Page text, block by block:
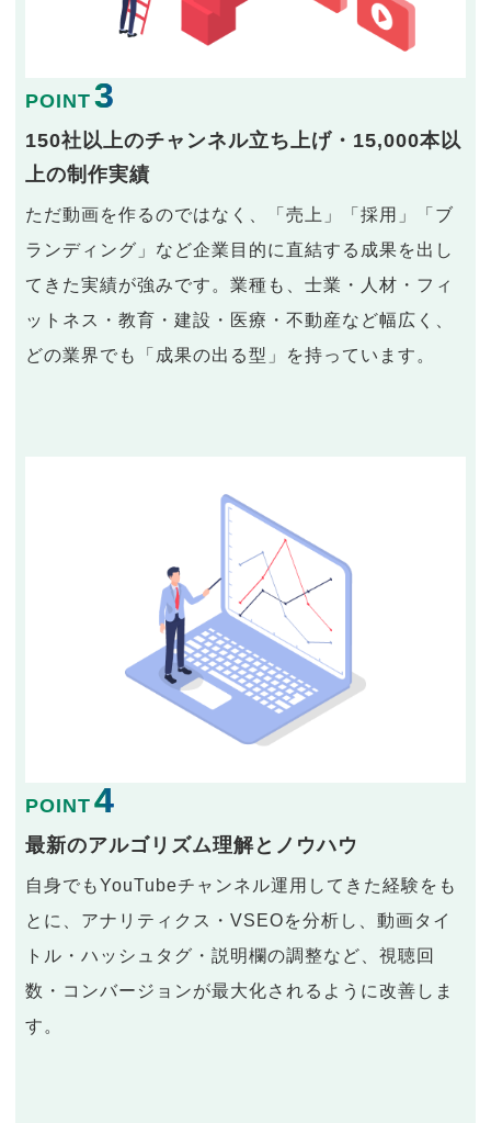
POINT 3
150社以上のチャンネル立ち上げ・15,000本以
上の制作実績
ただ動画を作るのではなく、「売上」「採用」「ブ
ランディング」など企業目的に直結する成果を出し
てきた実績が強みです。業種も、士業・人材・フィ
ットネス・教育・建設・医療・不動産など幅広く、
どの業界でも「成果の出る型」を持っています。
POINT 4
最新のアルゴリズム理解とノウハウ
自身でもYouTubeチャンネル運用してきた経験をも
とに、アナリティクス・VSEOを分析し、動画タイ
トル・ハッシュタグ・説明欄の調整など、視聴回
数・コンバージョンが最大化されるように改善しま
す。